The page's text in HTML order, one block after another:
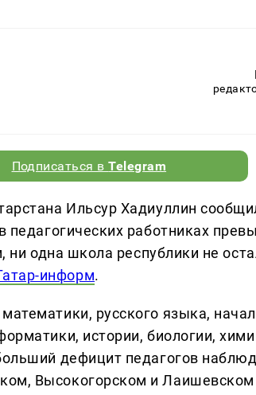
Подписаться вTelegram
Ильсур Хадиуллин
педагогических работниках
одна школа республики не
информ.
русского языка,
истории, биологии,
дефицит педагогов
Высокогорском и Лаишевском